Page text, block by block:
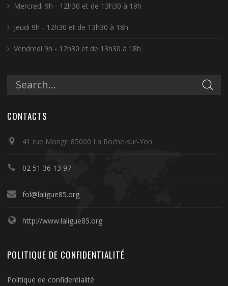
Mercredi 9h - 12h30 et de 13h30 à 18h
Jeudi 9h - 12h30 et de 13h30 à 18h
Vendredi 9h - 12h30 et de 13h30 à 18h
CONTACTS
41 rue Monge 85000 La Roche-sur-Yon
02 51 36 13 97
fol@laligue85.org
http://www.laligue85.org
POLITIQUE DE CONFIDENTIALITÉ
Politique de confidentialité